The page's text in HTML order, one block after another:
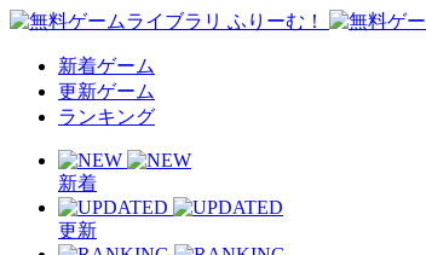
新着ゲーム
更新ゲーム
ランキング
新着
更新